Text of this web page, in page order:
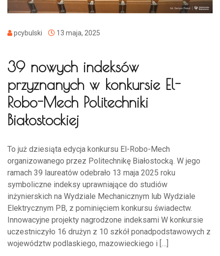
pcybulski 13 maja, 2025
39 nowych indeksów
przyznanych w konkursie El-
Robo-Mech Politechniki
Białostockiej
To już dziesiąta edycja konkursu El-Robo-Mech
organizowanego przez Politechnikę Białostocką. W jego
ramach 39 laureatów odebrało 13 maja 2025 roku
symboliczne indeksy uprawniające do studiów
inżynierskich na Wydziale Mechanicznym lub Wydziale
Elektrycznym PB, z pominięciem konkursu świadectw.
Innowacyjne projekty nagrodzone indeksami W konkursie
uczestniczyło 16 drużyn z 10 szkół ponadpodstawowych z
województw podlaskiego, mazowieckiego i […]